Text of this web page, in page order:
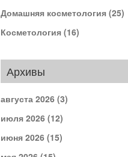
Домашняя косметология (25)
Косметология (16)
Архивы
августа 2026 (3)
июля 2026 (12)
июня 2026 (15)